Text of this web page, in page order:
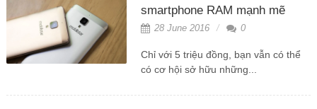
smartphone RAM mạnh mẽ
28 June 2016 0
Chỉ với 5 triệu đồng, bạn vẫn có thể
có cơ hội sở hữu những...